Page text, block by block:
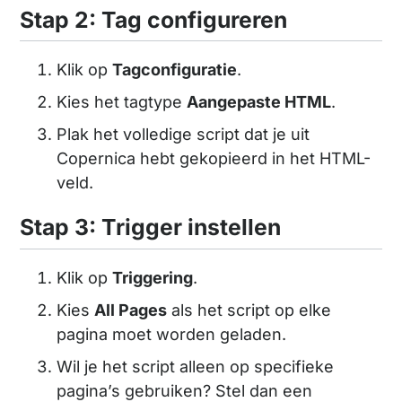
Stap 2: Tag configureren
Klik op Tagconfiguratie.
Kies het tagtype Aangepaste HTML.
Plak het volledige script dat je uit
Copernica hebt gekopieerd in het HTML-
veld.
Stap 3: Trigger instellen
Klik op Triggering.
Kies All Pagesals het script op elke
pagina moet worden geladen.
Wil je het script alleen op specifieke
pagina’s gebruiken? Stel dan een